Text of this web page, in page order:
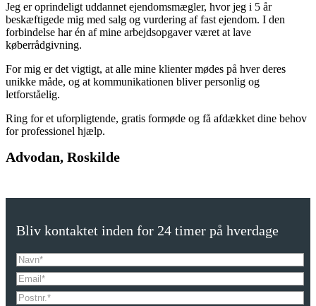
Jeg er oprindeligt uddannet ejendomsmægler, hvor jeg i 5 år
beskæftigede mig med salg og vurdering af fast ejendom. I den
forbindelse har én af mine arbejdsopgaver været at lave
køberrådgivning.
For mig er det vigtigt, at alle mine klienter mødes på hver deres
unikke måde, og at kommunikationen bliver personlig og
letforståelig.
Ring for et uforpligtende, gratis formøde og få afdækket dine behov
for professionel hjælp.
Advodan, Roskilde
Bliv kontaktet inden for 24 timer på hverdage